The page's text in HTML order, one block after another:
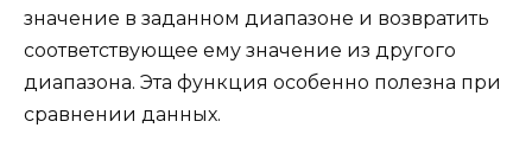
значение в заданном диапазоне и возвратить
соответствующее ему значение из другого
диапазона. Эта функция особенно полезна при
сравнении данных.